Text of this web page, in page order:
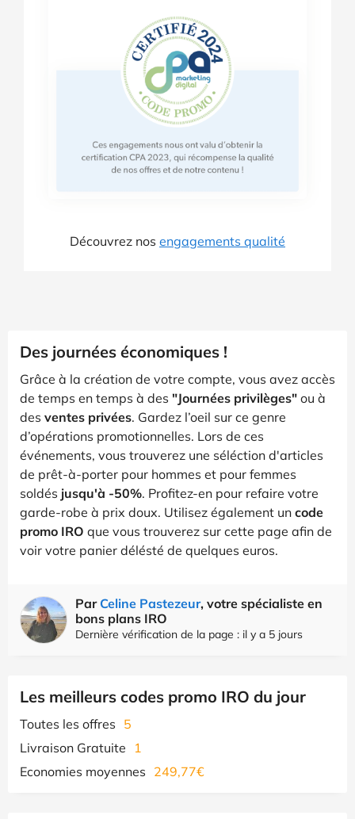
Découvrez nos engagements qualité
Des journées économiques !
Grâce à la création de votre compte, vous avez accès
de temps en temps à des "Journées privilèges" ou à
des ventes privées. Gardez l’oeil sur ce genre
d’opérations promotionnelles. Lors de ces
événements, vous trouverez une séléction d'articles
de prêt-à-porter pour hommes et pour femmes
soldés jusqu'à -50%. Profitez-en pour refaire votre
garde-robe à prix doux. Utilisez également un code
promo IRO que vous trouverez sur cette page afin de
voir votre panier délésté de quelques euros.
Par Celine Pastezeur, votre spécialiste en
bons plans IRO
Dernière vérification de la page : il y a 5 jours
Les meilleurs codes promo IRO du jour
Toutes les offres 5
Livraison Gratuite
1
Economies moyennes 249,77€